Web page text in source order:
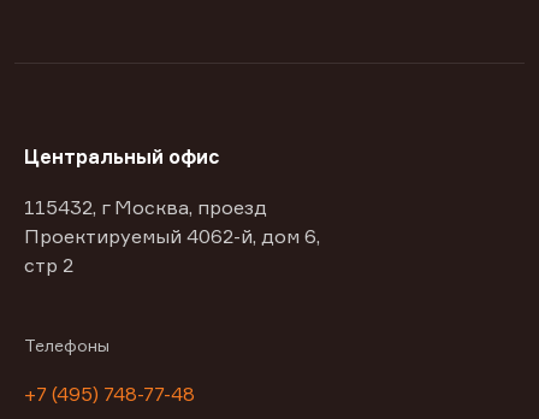
Центральный офис
115432, г Москва, проезд
Проектируемый 4062-й, дом 6,
стр 2
Телефоны
+7 (495) 748-77-48